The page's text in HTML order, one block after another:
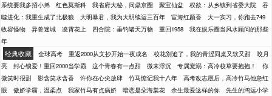
系统要我多招小弟
红色莫斯科 我省府大秘，问鼎京圈 聚宝仙盆 权欲：从乡镇到省委大院
吞
噬进化：我重生成了北极狼
大明暴君，我为大明续运三百年 宦海红颜香
大一实习，你跑去749
收容怪物
异兽迷城 凌霄花上 四合院：垂钓诸天万物 重回1958
我在娱乐圈当风水顾问的那些
年
经典收藏 全球高考 重返2000从文抄开始一夜成名 校花别追了，我的青涩同桌又软又甜
咬月
亮
封心锁爱！重回2000当学霸 这个青春有一点甜 微末浮沉 专属宠溺：高冷校草要抱抱！
你
微笑时很甜
影含笑水含香 许你在心尖放肆 竹马惦记我十八年
高考改志愿后，高冷竹马他急红
眼
傲娇学霸，温柔点 我家竹马有点病娇 暗恋是朵海棠花 余生最爱这样的你
先生的鸿运小学